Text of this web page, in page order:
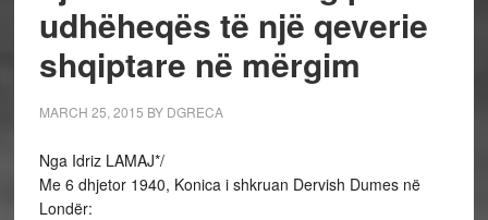
udhëheqës të një qeverie
shqiptare në mërgim
MARCH 25, 2015 BY DGRECA
Nga Idriz LAMAJ*/
Me 6 dhjetor 1940, Konica i shkruan Dervish Dumes në
Londër: